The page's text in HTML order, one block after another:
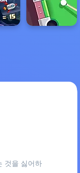
것을 싫어하